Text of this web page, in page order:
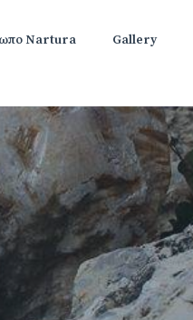
Nartura Gallery